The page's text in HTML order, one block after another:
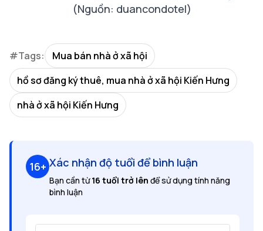
(Nguồn: duancondotel)
#Tags:
Mua bán nhà ở xã hội
hồ sơ đăng ký thuê, mua nhà ở xã hội Kiến Hưng
nhà ở xã hội Kiến Hưng
16+ Xác nhận độ tuổi để bình luận
Bạn cần từ16 tuổi trở lên để sử dụng tính năng
bình luận